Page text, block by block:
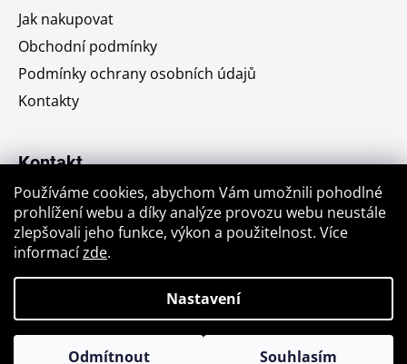
Používáme cookies, abychom Vám umožnili pohodlné
prohlížení webu a díky analýze provozu webu neustále
zlepšovali jeho funkce, výkon a použitelnost. Více
informacízde.
Nastavení
Odmítnout Souhlasím
Jak nakupovat
Obchodní podmínky
Podmínky ochrany osobních údajů
Kontakty
Kontakt
jiri.krajic@seznam.cz
+420776764176
Vytvořil Shoptet